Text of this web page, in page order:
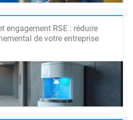
engagement RSE : réduire
de votre entreprise